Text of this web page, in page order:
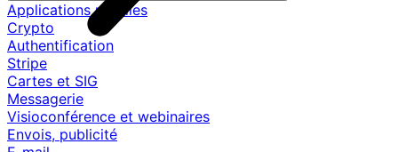
Applications mobiles
Crypto
Authentification
Stripe
Cartes et SIG
Messagerie
Visioconférence et webinaires
Envois, publicité